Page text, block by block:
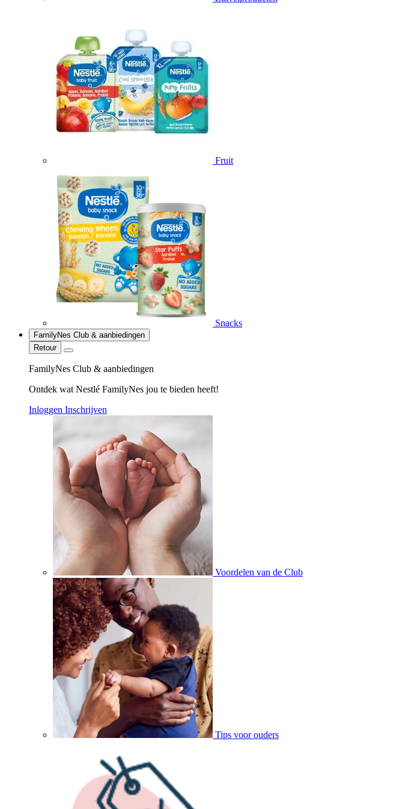
Fruit
Snacks
FamilyNes Club & aanbiedingen
Retour
FamilyNes Club & aanbiedingen
Ontdek wat Nestlé FamilyNes jou te bieden heeft!
Inloggen Inschrijven
Voordelen van de Club
Tips voor ouders